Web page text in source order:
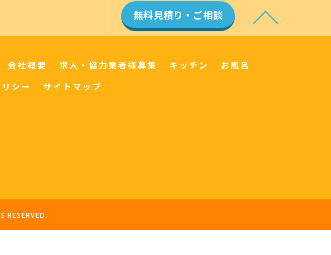
無料見積り・ご相談
会社概要 求人・協力業者様募集 キッチン
お風呂
シー サイトマップ
RESERVED.